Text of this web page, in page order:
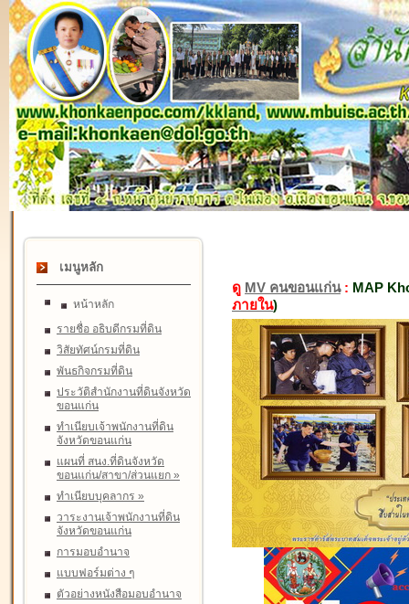
เมนูหลัก
หน้าหลัก
รายชื่อ อธิบดีกรมที่ดิน
วิสัยทัศน์กรมที่ดิน
พันธกิจกรมที่ดิน
ประวัติสำนักงานที่ดินจังหวัด
ขอนแก่น
ทำเนียบเจ้าพนักงานที่ดิน
จังหวัดขอนแก่น
แผนที่ สนง.ที่ดินจังหวัด
ขอนแก่น/สาขา/ส่วนแยก »
ทำเนียบบุคลากร »
วาระงานเจ้าพนักงานที่ดิน
จังหวัดขอนแก่น
การมอบอำนาจ
แบบฟอร์มต่าง ๆ
ตัวอย่างหนังสือมอบอำนาจ
ดู MV คนขอนแก่น: MAP
ภายใน)